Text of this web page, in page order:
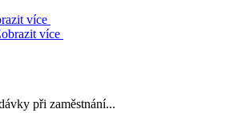
více
více
při zaměstnání...